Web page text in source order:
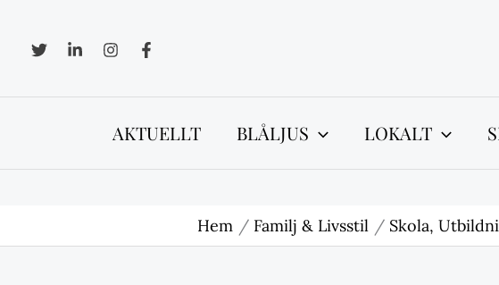
innehåll
AKTUELLT BLÅLJUS LOKALT
Hem Familj & Livsstil Skola,